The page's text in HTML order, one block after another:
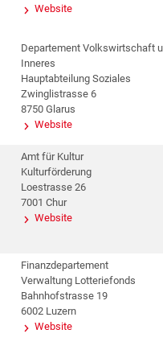
Website
Departement Volkswirtschaft
Inneres
Hauptabteilung Soziales
Zwinglistrasse 6
8750 Glarus
Website
Amt für Kultur
Kulturförderung
Loestrasse 26
7001 Chur
Website
Finanzdepartement
Verwaltung Lotteriefonds
Bahnhofstrasse 19
6002 Luzern
Website